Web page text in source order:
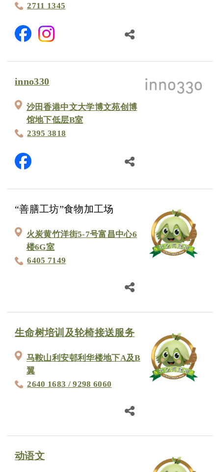
2711 1345
inno330
沙田香港中文大学博文苑创博
馆地下低层B室
2395 3818
“善膳工坊”食物加工场
火炭黄竹洋街5-7号富昌中心6
楼6G室
6405 7149
生命树培训及轮椅接送服务
马鞍山利安邨利华楼地下A及B
翼
2640 1683 / 9298 6060
动语文